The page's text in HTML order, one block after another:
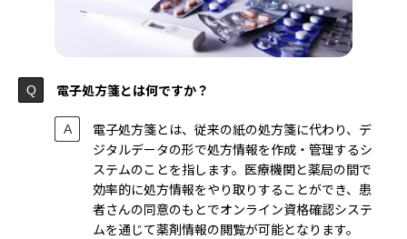
電子処方箋とは何ですか？
電子処方箋とは、従来の紙の処方箋に代わり、デ
ジタルデータの形で処方情報を作成・管理するシ
ステムのことを指します。医療機関と薬局の間で
効率的に処方情報をやり取りすることができ、患
者さんの同意のもとでオンライン資格確認システ
ムを通じて薬剤情報の閲覧が可能となります。